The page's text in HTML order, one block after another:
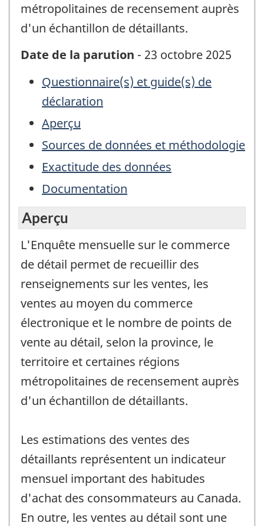
métropolitaines de recensement auprès
d'un échantillon de détaillants.
Date de la parution - 23 octobre 2025
Questionnaire(s) et guide(s) de
déclaration
Aperçu
Sources de données et méthodologie
Exactitude des données
Documentation
Aperçu
L'Enquête mensuelle sur le commerce
de détail permet de recueillir des
renseignements sur les ventes, les
ventes au moyen du commerce
électronique et le nombre de points de
vente au détail, selon la province, le
territoire et certaines régions
métropolitaines de recensement auprès
d'un échantillon de détaillants.
Les estimations des ventes des
détaillants représentent un indicateur
mensuel important des habitudes
d'achat des consommateurs au Canada.
En outre, les ventes au détail sont une